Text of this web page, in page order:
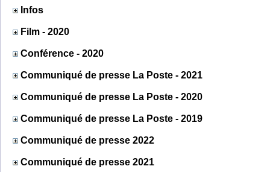
Infos
Film - 2020
Conférence - 2020
Communiqué de presse La Poste - 2021
Communiqué de presse La Poste - 2020
Communiqué de presse La Poste - 2019
Communiqué de presse 2022
Communiqué de presse 2021